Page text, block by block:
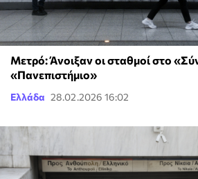
Μετρό: Άνοιξαν οι σταθμοί στο
«Πανεπιστήμιο»
Ελλάδα 28.02.2026 16:02